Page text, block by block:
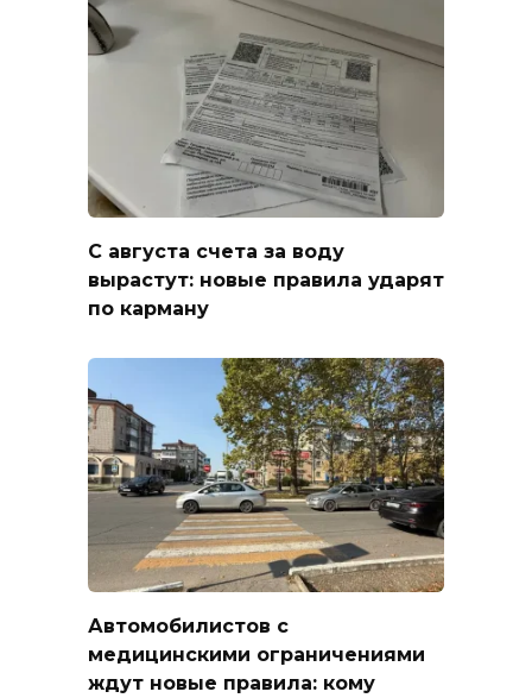
С августа счета за воду
вырастут: новые правила ударят
по карману
Автомобилистов с
медицинскими ограничениями
ждут новые правила: кому